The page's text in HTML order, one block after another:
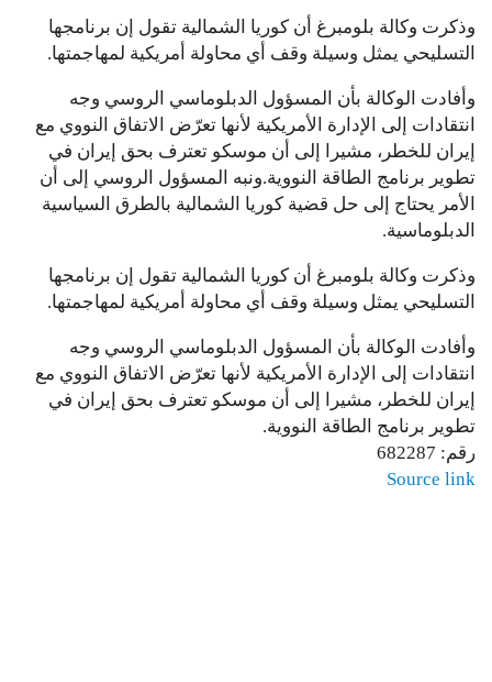
وذكرت وكالة بلومبرغ أن كوريا الشمالية تقول إن برنامجها
التسليحي يمثل وسيلة وقف أي محاولة أمريكية لمهاجمتها.
وأفادت الوكالة بأن المسؤول الدبلوماسي الروسي وجه
انتقادات إلى الإدارة الأمريكية لأنها تعرّض الاتفاق النووي مع
إيران للخطر، مشيرا إلى أن موسكو تعترف بحق إيران في
تطوير برنامج الطاقة النووية.ونبه المسؤول الروسي إلى أن
الأمر يحتاج إلى حل قضية كوريا الشمالية بالطرق السياسية
الدبلوماسية.
وذكرت وكالة بلومبرغ أن كوريا الشمالية تقول إن برنامجها
التسليحي يمثل وسيلة وقف أي محاولة أمريكية لمهاجمتها.
وأفادت الوكالة بأن المسؤول الدبلوماسي الروسي وجه
انتقادات إلى الإدارة الأمريكية لأنها تعرّض الاتفاق النووي مع
إيران للخطر، مشيرا إلى أن موسكو تعترف بحق إيران في
تطوير برنامج الطاقة النووية.
رقم: 682287
Source link